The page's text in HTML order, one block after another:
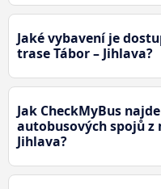
Jaké vybavení je
trase Tábor – Jihlava?
Jak CheckMyBus
autobusových spojů z
Jihlava?